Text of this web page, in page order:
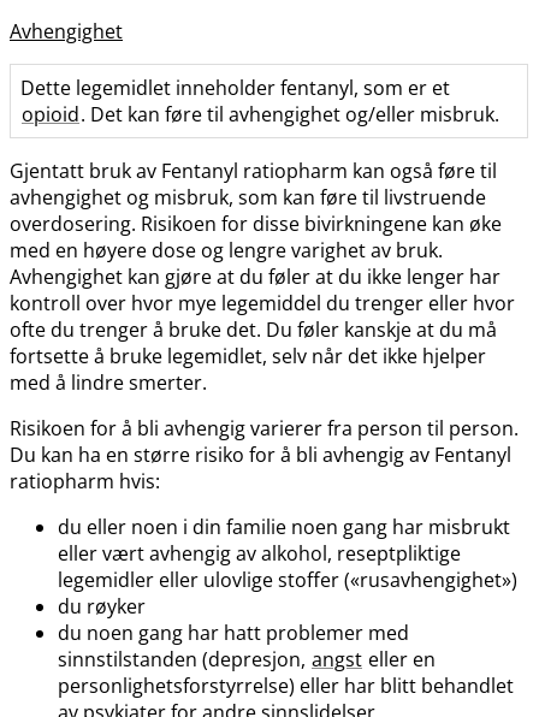
Avhengighet
Dette legemidlet inneholder fentanyl, som er et
opioid. Det kan føre til avhengighet og​/​eller misbruk.
Gjentatt bruk av Fentanyl ratiopharm kan også føre til
avhengighet og misbruk, som kan føre til livstruende
overdosering. Risikoen for disse bivirkningene kan øke
med en høyere dose og lengre varighet av bruk.
Avhengighet kan gjøre at du føler at du ikke lenger har
kontroll over hvor mye legemiddel du trenger eller hvor
ofte du trenger å bruke det. Du føler kanskje at du må
fortsette å bruke legemidlet, selv når det ikke hjelper
med å lindre smerter.
Risikoen for å bli avhengig varierer fra person til person.
Du kan ha en større risiko for å bli avhengig av Fentanyl
ratiopharm hvis:
du eller noen i din familie noen gang har misbrukt
eller vært avhengig av alkohol, reseptpliktige
legemidler eller ulovlige stoffer («rusavhengighet»)
du røyker
du noen gang har hatt problemer med
sinnstilstanden (depresjon, angst eller en
personlighetsforstyrrelse) eller har blitt behandlet